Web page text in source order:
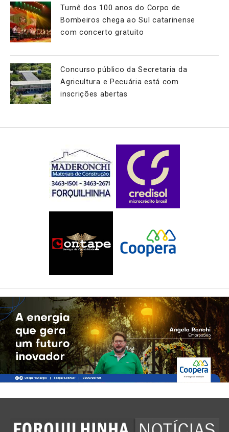
Turnê dos 100 anos do Corpo de
Bombeiros chega ao Sul catarinense
com concerto gratuito
Concurso público da Secretaria da
Agricultura e Pecuária está com
inscrições abertas